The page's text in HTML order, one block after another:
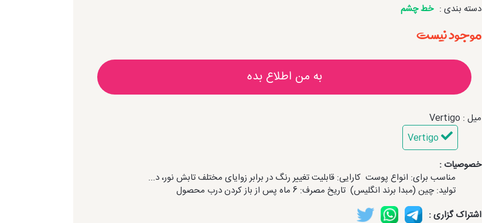
دسته بندی : خط چشم
موجود نیست
به من اطلاع بده
میل : Vertigo
Vertigo
خصوصیات :
مناسب برای: انواع پوست کارایی: قابلیت تغییر رنگ در برابر زوایای مختلف تابش نور، د...
تولید: چین (مبدا برند انگلیس) تاریخ مصرف: 6 ماه پس از باز کردن درب محصول
اشتراک گزاری :